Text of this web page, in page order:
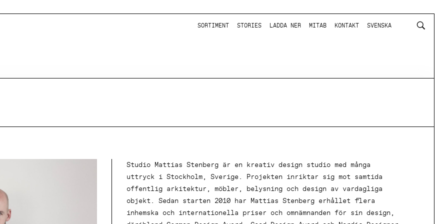
SORTIMENT STORIES LADDA NER MITAB KONTAKT SVENSKA
Studio Mattias Stenberg är en kreativ design studio med många
uttryck i Stockholm, Sverige. Projekten inriktar sig mot samtida
offentlig arkitektur, möbler, belysning och design av vardagliga
objekt. Sedan starten 2010 har Mattias Stenberg erhållet flera
inhemska och internationella priser och omnämnanden för sin design,